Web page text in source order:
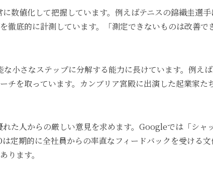
数値化して把握しています。例えばテニスの錦織圭選
底的に計測しています。「測定できないものは改善で
小さなステップに分解する能力に長けています。例え
を取っています。カンブリア宮殿に出演した起業家た
た人からの厳しい意見を求めます。Googleでは「シャ
期的に全社員からの率直なフィードバックを受ける
ります。